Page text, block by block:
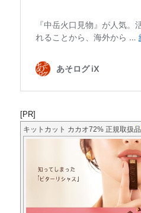
[PR]
キットカット カカオ72% 正規取扱品